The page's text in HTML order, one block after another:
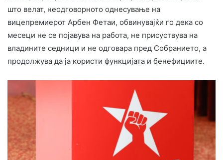
што велат, неодговорното однесување на
вицепремиерот Арбен Фетаи, обвинувајќи го дека со
месеци не се појавува на работа, не присуствува на
владините седници и не одговара пред Собранието, а
продолжува да ја користи функцијата и бенефициите.